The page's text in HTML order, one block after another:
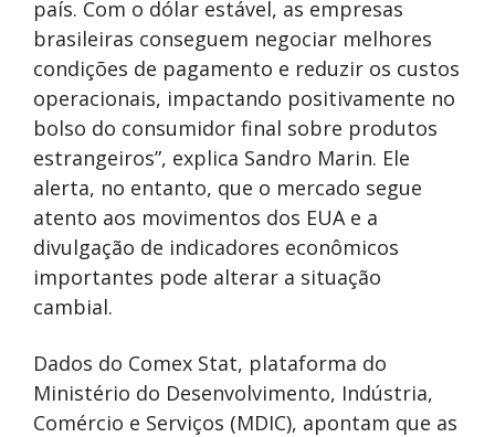
país. Com o dólar estável, as empresas
brasileiras conseguem negociar melhores
condições de pagamento e reduzir os custos
operacionais, impactando positivamente no
bolso do consumidor final sobre produtos
estrangeiros”, explica Sandro Marin. Ele
alerta, no entanto, que o mercado segue
atento aos movimentos dos EUA e a
divulgação de indicadores econômicos
importantes pode alterar a situação
cambial.
Dados do Comex Stat, plataforma do
Ministério do Desenvolvimento, Indústria,
Comércio e Serviços (MDIC), apontam que as